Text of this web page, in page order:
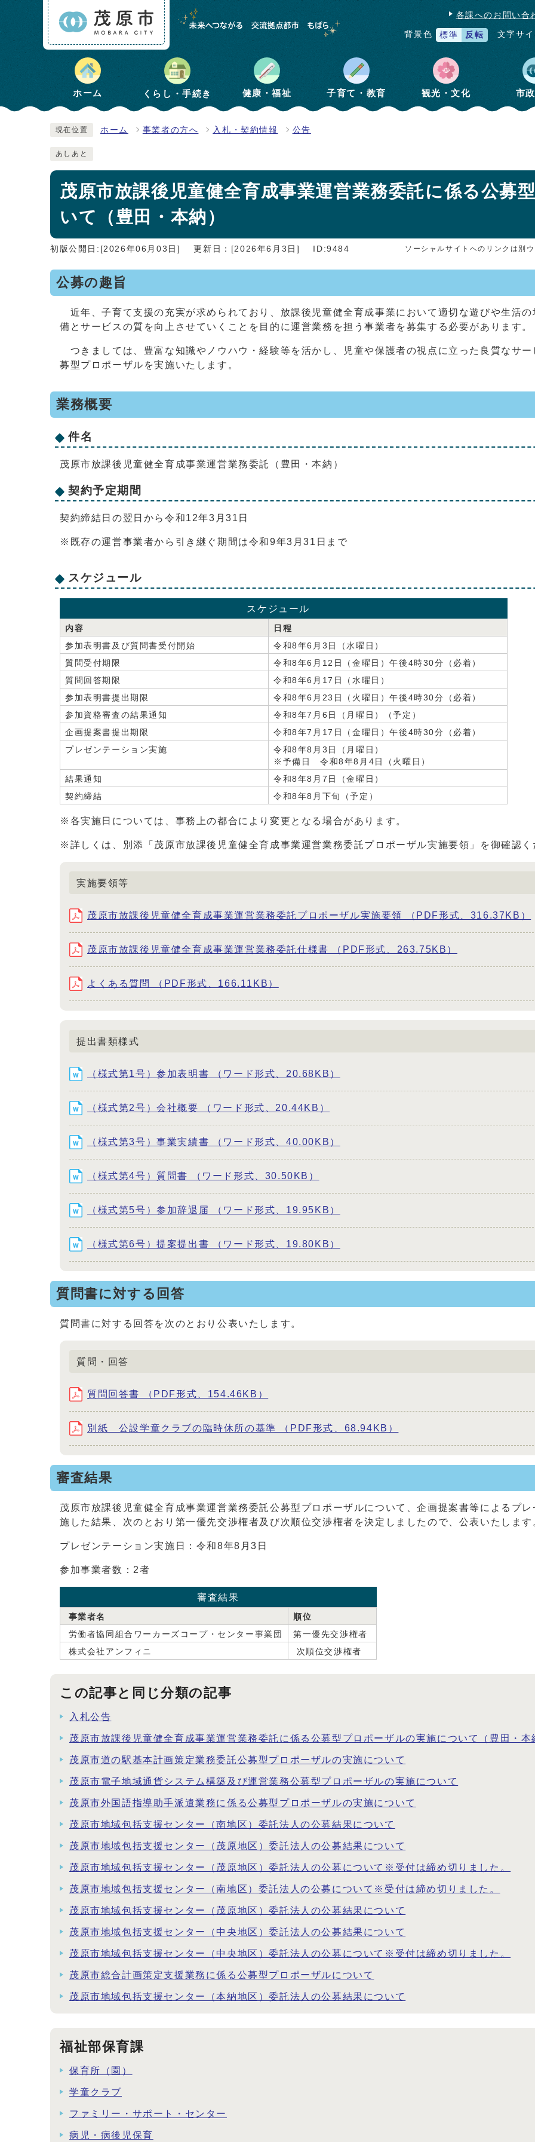
各課へのお問い合
背景色 標準 反転 文字サ
ホーム くらし・手続き 健康・福祉 子育て・教育 観光・文化 市
現在位置 ホーム 事業者の方へ 入札・契約情報 公告
あしあと
茂原市放課後児童健全育成事業運営業務委託に係る公募
いて（豊田・本納）
初版公開日:[2026年06月03日] 更新日：[2026年6月3日] ID:9484 ソーシャルサイトへのリンクは別
公募の趣旨
近年、子育て支援の充実が求められており、放課後児童健全育成事業において適切な遊びや生活
備とサービスの質を向上させていくことを目的に運営業務を担う事業者を募集する必要があります。
つきましては、豊富な知識やノウハウ・経験等を活かし、児童や保護者の視点に立った良質なサ
募型プロポーザルを実施いたします。
業務概要
件名
茂原市放課後児童健全育成事業運営業務委託（豊田・本納）
契約予定期間
契約締結日の翌日から令和12年3月31日
※既存の運営事業者から引き継ぐ期間は令和9年3月31日まで
スケジュール
スケジュール
内容
日程
参加表明書及び質問書受付開始
令和8年6月3日（水曜日）
質問受付期限
令和8年6月12日（金曜日）午後4時30分（必着）
質問回答期限
令和8年6月17日（水曜日）
参加表明書提出期限
令和8年6月23日（火曜日）午後4時30分（必着）
参加資格審査の結果通知
令和8年7月6日（月曜日）（予定）
企画提案書提出期限
令和8年7月17日（金曜日）午後4時30分（必着）
プレゼンテーション実施
令和8年8月3日（月曜日）
※予備日 令和8年8月4日（火曜日）
結果通知
令和8年8月7日（金曜日）
契約締結
令和8年8月下旬（予定）
※各実施日については、事務上の都合により変更となる場合があります。
※詳しくは、別添「茂原市放課後児童健全育成事業運営業務委託プロポーザル実施要領」を御確認く
実施要領等
茂原市放課後児童健全育成事業運営業務委託プロポーザル実施要領 （PDF形式、316.37KB）
茂原市放課後児童健全育成事業運営業務委託仕様書 （PDF形式、263.75KB）
よくある質問 （PDF形式、166.11KB）
提出書類様式
（様式第1号）参加表明書 （ワード形式、20.68KB）
（様式第2号）会社概要 （ワード形式、20.44KB）
（様式第3号）事業実績書 （ワード形式、40.00KB）
（様式第4号）質問書 （ワード形式、30.50KB）
（様式第5号）参加辞退届 （ワード形式、19.95KB）
（様式第6号）提案提出書 （ワード形式、19.80KB）
質問書に対する回答
質問書に対する回答を次のとおり公表いたします。
質問・回答
質問回答書 （PDF形式、154.46KB）
別紙 公設学童クラブの臨時休所の基準 （PDF形式、68.94KB）
審査結果
茂原市放課後児童健全育成事業運営業務委託公募型プロポーザルについて、企画提案書等によるプ
施した結果、次のとおり第一優先交渉権者及び次順位交渉権者を決定しましたので、公表いたします
プレゼンテーション実施日：令和8年8月3日
参加事業者数：2者
審査結果
事業者名
順位
労働者協同組合ワーカーズコープ・センター事業団
第一優先交渉権者
株式会社アンフィニ
次順位交渉権者
この記事と同じ分類の記事
入札公告
茂原市放課後児童健全育成事業運営業務委託に係る公募型プロポーザルの実施について（豊田・本
茂原市道の駅基本計画策定業務委託公募型プロポーザルの実施について
茂原市電子地域通貨システム構築及び運営業務公募型プロポーザルの実施について
茂原市外国語指導助手派遣業務に係る公募型プロポーザルの実施について
茂原市地域包括支援センター（南地区）委託法人の公募結果について
茂原市地域包括支援センター（茂原地区）委託法人の公募結果について
茂原市地域包括支援センター（茂原地区）委託法人の公募について※受付は締め切りました。
茂原市地域包括支援センター（南地区）委託法人の公募について※受付は締め切りました。
茂原市地域包括支援センター（茂原地区）委託法人の公募結果について
茂原市地域包括支援センター（中央地区）委託法人の公募結果について
茂原市地域包括支援センター（中央地区）委託法人の公募について※受付は締め切りました。
茂原市総合計画策定支援業務に係る公募型プロポーザルについて
茂原市地域包括支援センター（本納地区）委託法人の公募結果について
福祉部保育課
保育所（園）
学童クラブ
ファミリー・サポート・センター
病児・病後児保育